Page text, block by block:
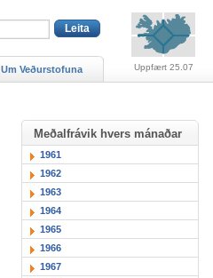
Meðalfrávik hvers mánaðar
1961
1962
1963
1964
1965
1966
1967
Um Veðurstofuna Uppfært 25.07